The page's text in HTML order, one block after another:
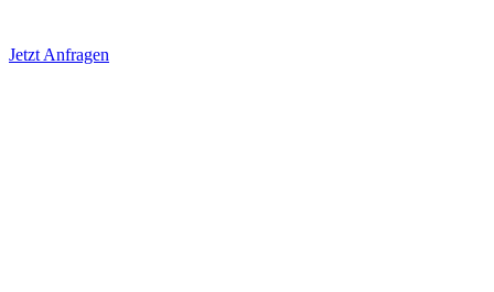
Jetzt Anfragen